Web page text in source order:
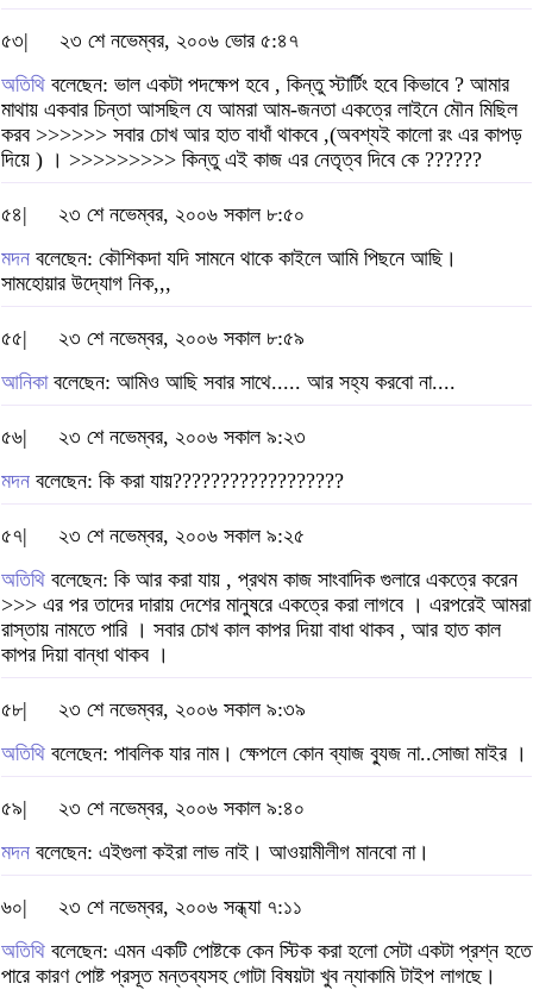
৫৩|
২৩ শে নভেম্বর, ২০০৬ ভোর ৫:৪৭
অতিথি বলেছেন: ভাল একটা পদক্ষেপ হবে , কিন্তু স্টার্টিং হবে কিভাবে ? আমার
মাথায় একবার চিন্তা আসছিল যে আমরা আম-জনতা একত্রে লাইনে মৌন মিছিল
করব >>>>>> সবার চোখ আর হাত বাধাঁ থাকবে ,(অবশ্যই কালো রং এর কাপড়
দিয়ে ) । >>>>>>>>> কিন্তু এই কাজ এর নেতৃত্ব দিবে কে ??????
৫৪|
২৩ শে নভেম্বর, ২০০৬ সকাল ৮:৫০
মদন বলেছেন: কৌশিকদা যদি সামনে থাকে কাইলে আমি পিছনে আছি।
সামহোয়ার উদ্যোগ নিক,,,
৫৫|
২৩ শে নভেম্বর, ২০০৬ সকাল ৮:৫৯
আনিকাবলেছেন: আমিও আছি সবার সাথে..... আর সহ্য করবো না....
৫৬|
২৩ শে নভেম্বর, ২০০৬ সকাল ৯:২৩
মদন বলেছেন: কি করা যায়??????????????????
৫৭|
২৩ শে নভেম্বর, ২০০৬ সকাল ৯:২৫
অতিথি বলেছেন: কি আর করা যায় , প্রথম কাজ সাংবাদিক গুলারে একত্রে করেন
>>> এর পর তাদের দারায় দেশের মানুষরে একত্রে করা লাগবে । এরপরেই আমরা
রাস্তায় নামতে পারি । সবার চোখ কাল কাপর দিয়া বাধা থাকব , আর হাত কাল
কাপর দিয়া বান্ধা থাকব ।
৫৮|
২৩ শে নভেম্বর, ২০০৬ সকাল ৯:৩৯
অতিথি বলেছেন: পাবলিক যার নাম। ক্ষেপলে কোন ব্যাজ বু্যজ না..সোজা মাইর ।
৫৯|
২৩ শে নভেম্বর, ২০০৬ সকাল ৯:৪০
মদন বলেছেন: এইগুলা কইরা লাভ নাই। আওয়ামীলীগ মানবো না।
৬০|
২৩ শে নভেম্বর, ২০০৬ সন্ধ্যা ৭:১১
অতিথি বলেছেন: এমন একটি পোষ্টকে কেন স্টিক করা হলো সেটা একটা প্রশ্ন হতে
পারে কারণ পোষ্ট প্রসূত মন্তব্যসহ গোটা বিষয়টা খুব ন্যাকামি টাইপ লাগছে।